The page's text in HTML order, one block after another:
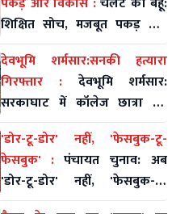
विशे
शिक्षित सोच, मजबूत पकड़ और
विकास का भरोसेमंद चेहरा –
शिखा मनकोटिया
देवभूमि शर्मसार:सनकी हत्यारा
गिरफ्तार :
देवभूमि शर्मसार:
सरकाघाट में कॉलेज छात्रा की
दराट से काटकर निर्मम हत्या;
सनकी हत्यारा गिरफ्तार
'डोर-टू-डोर' नहीं, 'फेसबुक-टू-
फेसबुक' : पंचायत चुनाव: अब
'डोर-टू-डोर' नहीं, 'फेसबुक-टू-
फेसबुक' हो रही है दावेदारी